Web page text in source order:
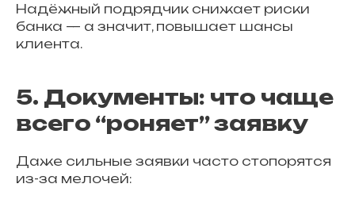
Надёжный подрядчик снижает риски
банка — а значит, повышает шансы
клиента.
5. Документы: что чаще
всего “роняет” заявку
Даже сильные заявки часто стопорятся
из-за мелочей: